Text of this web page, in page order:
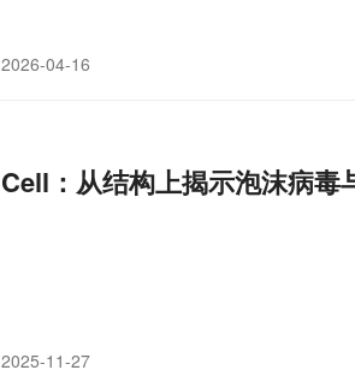
2026-04-16
Cell：从结构上揭示泡沫病毒
2025-11-27